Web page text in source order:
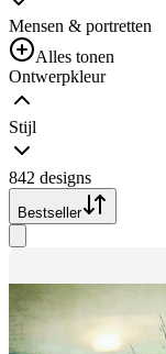
Mensen & portretten
Alles tonen
Ontwerpkleur
Stijl
842 designs
Bestseller